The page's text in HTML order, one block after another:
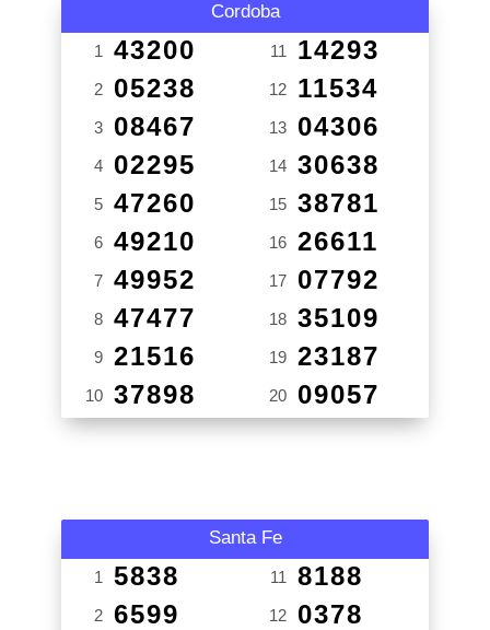
Cordoba
1 43200
2 05238
3 08467
4 02295
5 47260
6 49210
7 49952
8 47477
9 21516
10 37898
11 14293
12 11534
13 04306
14 30638
15 38781
16 26611
17 07792
18 35109
19 23187
20 09057
Santa Fe
1 5838
2 6599
11 8188
12 0378